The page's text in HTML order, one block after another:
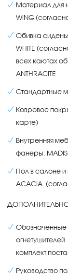
Материал для
WING
Обивка
WHITE
всех каютах
ANTHRACITE
Стандартные
Ковровое
карте)
Внутренняя
фанеры:
Пол в салоне и
ACACIA
Обозначенные
огнетушителей
комплект
Руководство